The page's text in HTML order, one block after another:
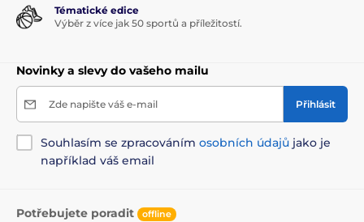
Tématické edice
Výběr z více jak 50 sportů a příležitostí.
Novinky a slevy do vašeho mailu
Zde napište váš e-mail Přihlásit
Souhlasím se zpracováním osobních údajů jako je
například váš email
Potřebujete poradit offline